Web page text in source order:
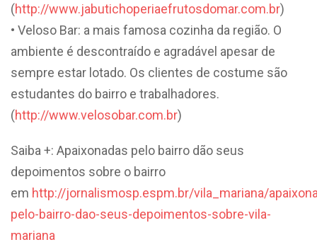
(http://www.jabutichoperiaefrutosdomar.com.br)
• Veloso Bar: a mais famosa cozinha da região. O
ambiente é descontraído e agradável apesar de
sempre estar lotado. Os clientes de costume são
estudantes do bairro e trabalhadores.
(http://www.velosobar.com.br)
Saiba +: Apaixonadas pelo bairro dão seus
depoimentos sobre o bairro
em http://jornalismosp.espm.br/vila_mariana/
pelo-bairro-dao-seus-depoimentos-sobre-vila-
mariana